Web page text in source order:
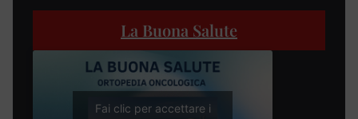
La Buona Salute
Fai clic per accettare i